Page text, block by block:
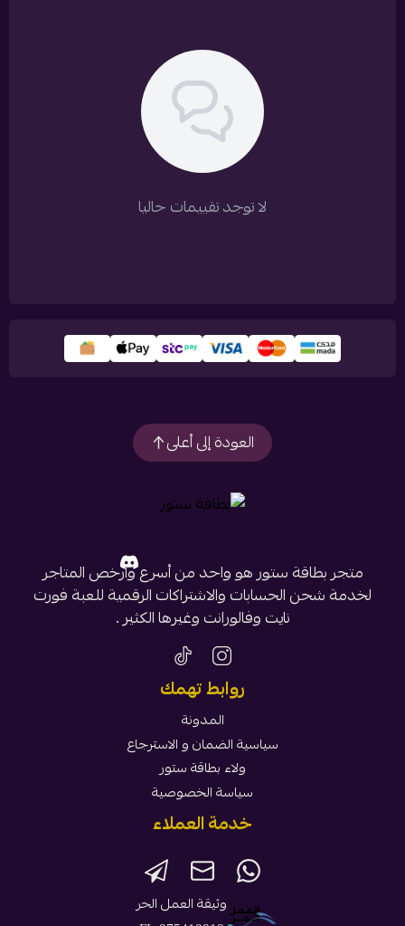
لا توجد تقييمات حاليا
العودة إلى أعلى
متجر بطاقة ستور هو واحد من أسرع وأرخص المتاجر
لخدمة شحن الحسابات والاشتراكات الرقمية للعبة فورت
نايت وفالورانت وغيرها الكثير .
روابط تهمك
المدونة
سياسية الضمان و الاسترجاع
ولاء بطاقة ستور
سياسة الخصوصية
خدمة العملاء
وثيقة العمل الحر